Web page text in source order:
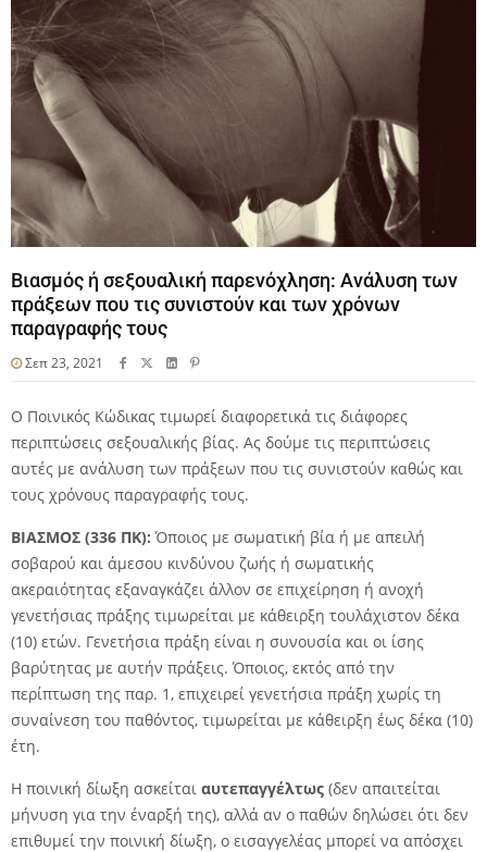
Βιασμός ή σεξουαλική παρενόχληση: Ανάλυση των
πράξεων που τις συνιστούν και των χρόνων
παραγραφής τους
Σεπ 23, 2021
Ο Ποινικός Κώδικας τιμωρεί διαφορετικά τις διάφορες
περιπτώσεις σεξουαλικής βίας. Ας δούμε τις περιπτώσεις
αυτές με ανάλυση των πράξεων που τις συνιστούν καθώς και
τους χρόνους παραγραφής τους.
ΒΙΑΣΜΟΣ (336 ΠΚ): Όποιος µε σωµατική βία ή µε απειλή
σοβαρού και άµεσου κινδύνου ζωής ή σωµατικής
ακεραιότητας εξαναγκάζει άλλον σε επιχείρηση ή ανοχή
γενετήσιας πράξης τιµωρείται µε κάθειρξη τουλάχιστον δέκα
(10) ετών. Γενετήσια πράξη είναι η συνουσία και οι ίσης
βαρύτητας µε αυτήν πράξεις. Όποιος, εκτός από την
περίπτωση της παρ. 1, επιχειρεί γενετήσια πράξη χωρίς τη
συναίνεση του παθόντος, τιµωρείται µε κάθειρξη έως δέκα (10)
έτη.
Η ποινική δίωξη ασκείται αυτεπαγγέλτως (δεν απαιτείται
μήνυση για την έναρξή της), αλλά αν ο παθών δηλώσει ότι δεν
επιθυμεί την ποινική δίωξη, ο εισαγγελέας μπορεί να απόσχει